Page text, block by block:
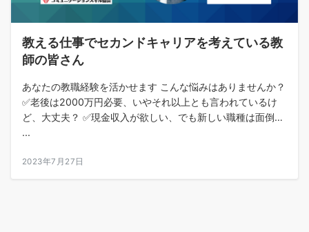
教える仕事でセカンドキャリアを考えている教
師の皆さん
あなたの教職経験を活かせます こんな悩みはありませんか？
✅老後は2000万円必要、いやそれ以上とも言われているけ
ど、大丈夫？ ✅現金収入が欲しい、でも新しい職種は面倒…
...
2023年7月27日